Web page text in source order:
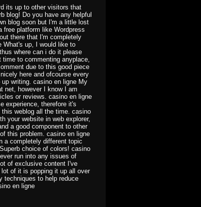
its up to other visitors that
blog! Do you have any helpful
blog soon but I'm a little lost
free platform like Wordpress
there that I'm completely
What's up, I would like to
where can i do it please
to commenting anyplace,
due to this good piece
here and ofcourse every
writing. casino en ligne My
net, however I know I am
or reviews. casino en ligne
experience, therefore it's
weblog all the time. casino
your website in web explorer,
a good component to other
this problem. casino en ligne
a completely different topic
choice of colors! casino
run into any issues of
of exclusive content I've
of it is popping it up all over
techniques to help reduce
en ligne